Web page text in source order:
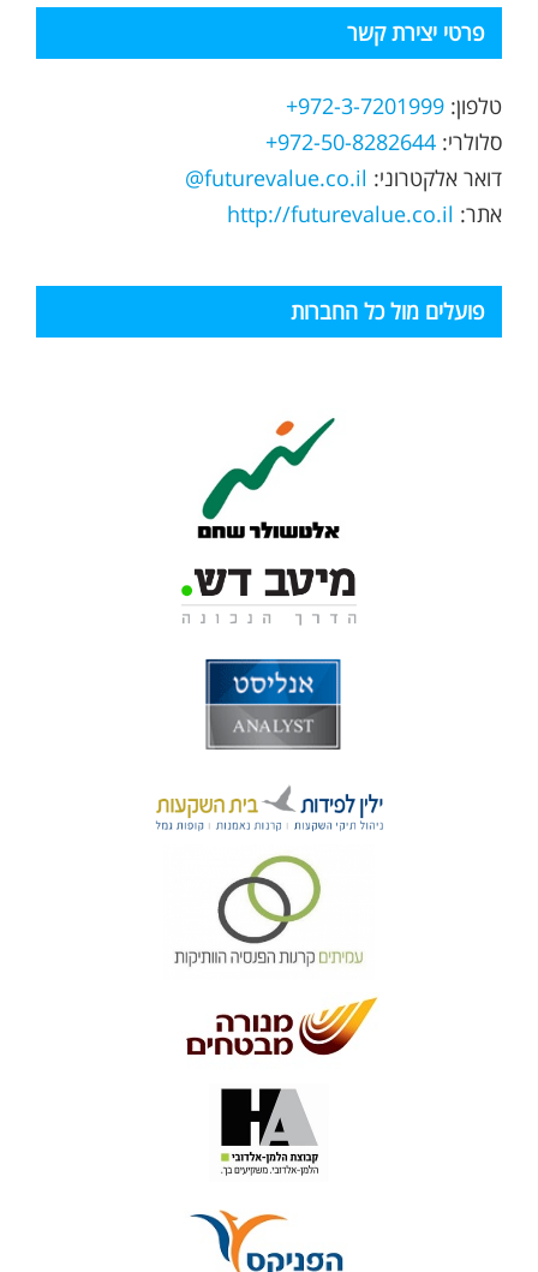
פרטי יצירת קשר
טלפון: 972-3-7201999+
סלולרי: 972-50-8282644+
דואר אלקטרוני: futurevalue.co.il@
אתר: http://futurevalue.co.il
פועלים מול כל החברות